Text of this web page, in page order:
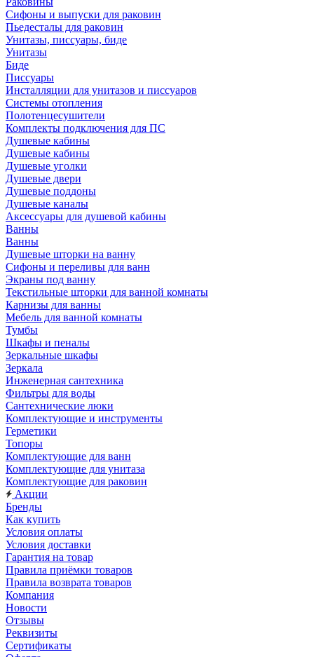
Сифоны и выпуски для раковин
Пьедесталы для раковин
Унитазы, писсуары, биде
Унитазы
Биде
Писсуары
Инсталляции для унитазов и писсуаров
Системы отопления
Полотенцесушители
Комплекты подключения для ПС
Душевые кабины
Душевые кабины
Душевые уголки
Душевые двери
Душевые поддоны
Душевые каналы
Аксессуары для душевой кабины
Ванны
Ванны
Душевые шторки на ванну
Сифоны и переливы для ванн
Экраны под ванну
Текстильные шторки для ванной комнаты
Карнизы для ванны
Мебель для ванной комнаты
Тумбы
Шкафы и пеналы
Зеркальные шкафы
Зеркала
Инженерная сантехника
Фильтры для воды
Сантехнические люки
Комплектующие и инструменты
Герметики
Топоры
Комплектующие для ванн
Комплектующие для унитаза
Комплектующие для раковин
Акции
Бренды
Как купить
Условия оплаты
Условия доставки
Гарантия на товар
Правила приёмки товаров
Правила возврата товаров
Компания
Новости
Отзывы
Реквизиты
Сертификаты